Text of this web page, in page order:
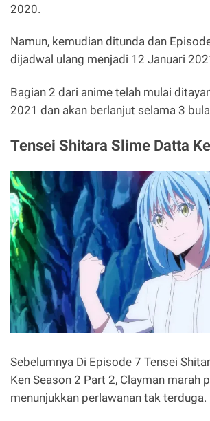
2020.
Namun, kemudian ditunda dan
dijadwal ulang menjadi 12 Januari
Bagian 2 dari anime telah mulai
2021 dan akan berlanjut selama 3
Tensei Shitara Slime Datta
Sebelumnya Di Episode 7 Tensei
Ken Season 2 Part 2, Clayman marah
menunjukkan perlawanan tak terduga.